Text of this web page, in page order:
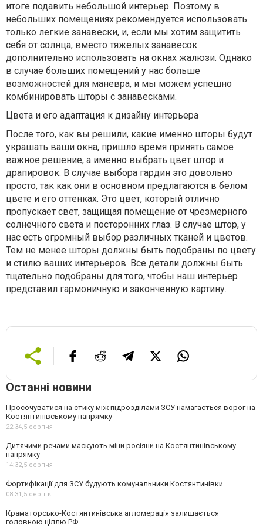
итоге подавить небольшой интерьер. Поэтому в
небольших помещениях рекомендуется использовать
только легкие занавески, и, если мы хотим защитить
себя от солнца, вместо тяжелых занавесок
дополнительно использовать на окнах жалюзи. Однако
в случае больших помещений у нас больше
возможностей для маневра, и мы можем успешно
комбинировать шторы с занавесками.
Цвета и его адаптация к дизайну интерьера
После того, как вы решили, какие именно шторы будут
украшать ваши окна, пришло время принять самое
важное решение, а именно выбрать цвет штор и
драпировок. В случае выбора гардин это довольно
просто, так как они в основном предлагаются в белом
цвете и его оттенках. Это цвет, который отлично
пропускает свет, защищая помещение от чрезмерного
солнечного света и посторонних глаз. В случае штор, у
нас есть огромный выбор различных тканей и цветов.
Тем не менее шторы должны быть подобраны по цвету
и стилю ваших интерьеров. Все детали должны быть
тщательно подобраны для того, чтобы наш интерьер
представил гармоничную и законченную картину.
Останні новини
Просочуватися на стику між підрозділами ЗСУ намагається ворог на
Костянтинівському напрямку
22:34,5 серпня
Дитячими речами маскують міни росіяни на Костянтинівському
напрямку
14:32,5 серпня
Фортифікації для ЗСУ будують комунальники Костянтинівки
08:31,5 серпня
Краматорсько-Костянтинівська агломерація залишається
головною ціллю РФ